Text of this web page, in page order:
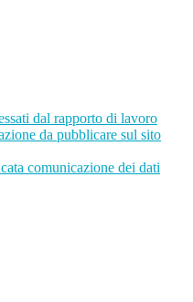
dal rapporto di lavoro
da pubblicare sul sito
comunicazione dei dati